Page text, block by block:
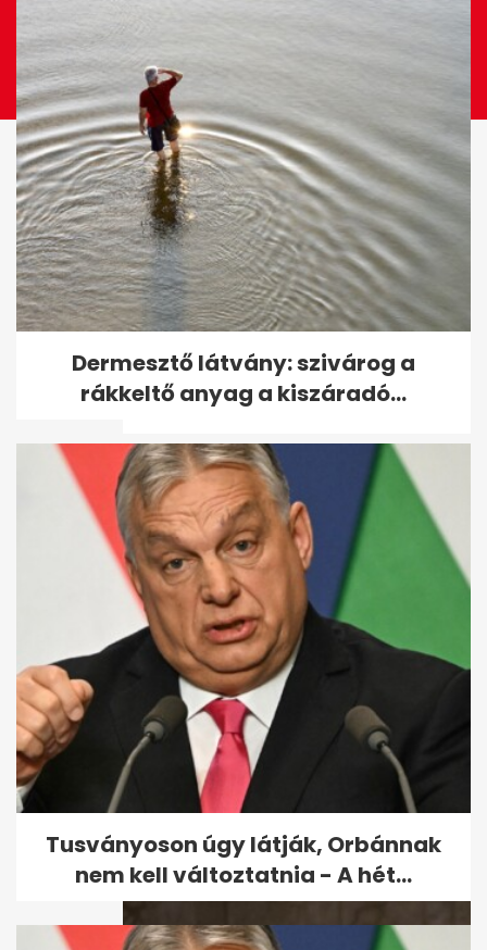
Mi történhetett Mészárosék
felcsúti karácsonyi bulijában?
A...
12 fontos gondolat Sulyok
Tamás rendhagyó, karácsonyi
beszédéből
Dermesztő látvány: szivárog a
rákkeltő anyag a kiszáradó...
Tusványoson úgy látják, Orbánnak
nem kell változtatnia - A hét...